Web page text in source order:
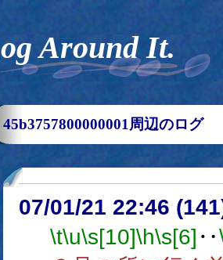
Log Around It.
45b3757800000001周辺のログ
07/01/21 22:46
\t\u\s[10]\h\s[6] ‥